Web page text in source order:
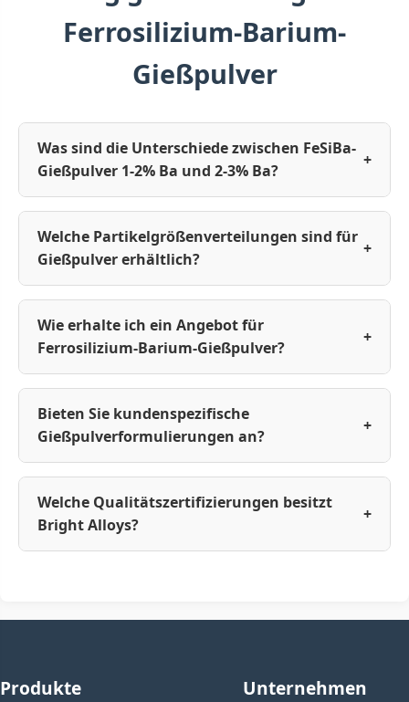
Ferrosilizium-Barium-
Gießpulver
Was sind die Unterschiede zwischen FeSiBa-
Gießpulver 1-2% Ba und 2-3% Ba?
+
Welche Partikelgrößenverteilungen sind für
Gießpulver erhältlich?
+
Wie erhalte ich ein Angebot für
Ferrosilizium-Barium-Gießpulver?
+
Bieten Sie kundenspezifische
Gießpulverformulierungen an?
+
Welche Qualitätszertifizierungen besitzt
Bright Alloys?
+
Produkte Unternehmen